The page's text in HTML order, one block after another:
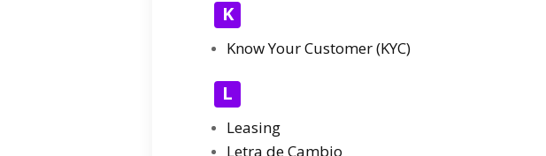
K
Know Your Customer (KYC)
L
Leasing
Letra de Cambio